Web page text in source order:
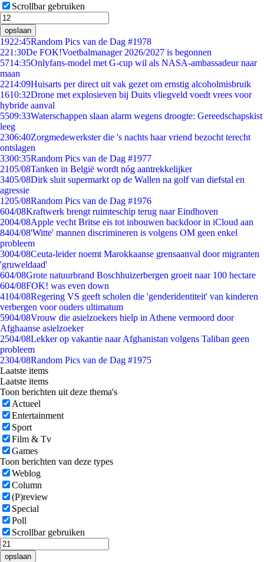
Scrollbar gebruiken
opslaan
1922:45Random Pics van de Dag #1978
221:30De FOK!Voetbalmanager 2026/2027 is begonnen
5714:35Onlyfans-model met G-cup wil als NASA-ambassadeur naar
maan
2214:09Huisarts per direct uit vak gezet om ernstig alcoholmisbruik
1610:32Drone met explosieven bij Duits vliegveld voedt vrees voor
hybride aanval
5509:33Waterschappen slaan alarm wegens droogte: Gereedschapskist
leeg
2306:40Zorgmedewerkster die 's nachts haar vriend bezocht terecht
ontslagen
3300:35Random Pics van de Dag #1977
2105/08Tanken in België wordt nóg aantrekkelijker
3405/08Dirk sluit supermarkt op de Wallen na golf van diefstal en
agressie
1205/08Random Pics van de Dag #1976
604/08Kraftwerk brengt ruimteschip terug naar Eindhoven
2004/08Apple vecht Britse eis tot inbouwen backdoor in iCloud aan
8404/08'Witte' mannen discrimineren is volgens OM geen enkel
probleem
3004/08Ceuta-leider noemt Marokkaanse grensaanval door migranten
'gruweldaad'
604/08Grote natuurbrand Boschhuizerbergen groeit naar 100 hectare
604/08FOK! was even down
4104/08Regering VS geeft scholen die 'genderidentiteit' van kinderen
verbergen voor ouders ultimatum
5904/08Vrouw die asielzoekers hielp in Athene vermoord door
Afghaanse asielzoeker
2504/08Lekker op vakantie naar Afghanistan volgens Taliban geen
probleem
2304/08Random Pics van de Dag #1975
Laatste items
Laatste items
Toon berichten uit deze thema's
Actueel
Entertainment
Sport
Film & Tv
Games
Toon berichten van deze types
Weblog
Column
(P)review
Special
Poll
Scrollbar gebruiken
opslaan